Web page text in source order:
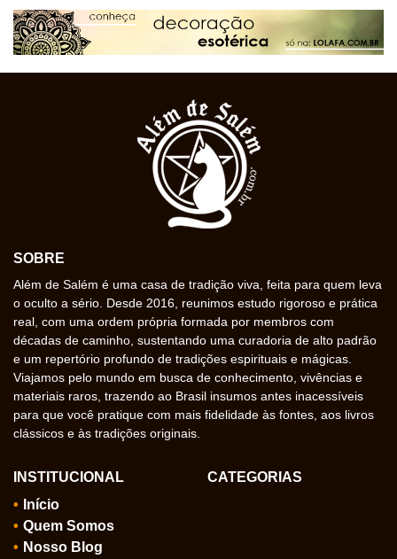
SOBRE
Além de Salém é uma casa de tradição viva, feita para quem leva
o oculto a sério. Desde 2016, reunimos estudo rigoroso e prática
real, com uma ordem própria formada por membros com
décadas de caminho, sustentando uma curadoria de alto padrão
e um repertório profundo de tradições espirituais e mágicas.
Viajamos pelo mundo em busca de conhecimento, vivências e
materiais raros, trazendo ao Brasil insumos antes inacessíveis
para que você pratique com mais fidelidade às fontes, aos livros
clássicos e às tradições originais.
INSTITUCIONAL
Início
Quem Somos
Nosso Blog
CATEGORIAS